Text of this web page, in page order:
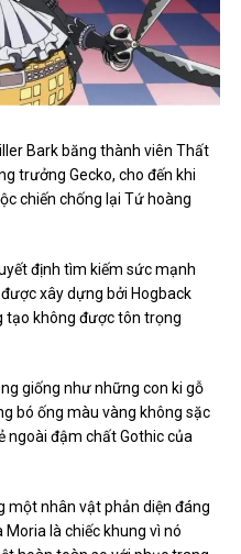
Bark băng thành viên Thất
trưởng Gecko, cho đến khi
chiến chống lại Tứ hoàng
định tìm kiếm sức mạnh
xây dựng bởi Hogback
tạo không được tôn trọng
giống như những con ki gỗ
bó ống màu vàng không sặc
ngoài đậm chất Gothic của
một nhân vật phản diện đáng
Moria là chiếc khung vì nó